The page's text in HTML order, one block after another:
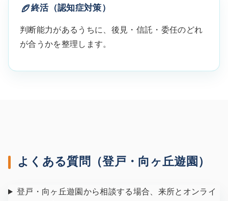
終活（認知症対策）
判断能力があるうちに、後見・信託・委任のどれ
が合うかを整理します。
よくある質問（登戸・向ヶ丘遊園）
登戸・向ヶ丘遊園から相談する場合、来所とオンライ